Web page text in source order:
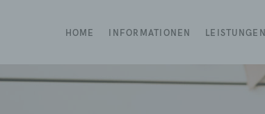
HOME INFORMATIONEN LEISTUNGEN